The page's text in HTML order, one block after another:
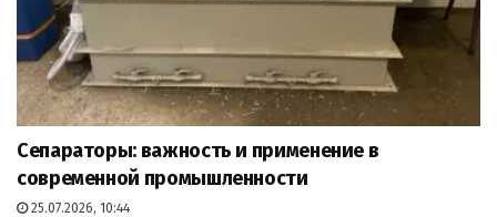
Сепараторы: важность и применение в
современной промышленности
25.07.2026, 10:44